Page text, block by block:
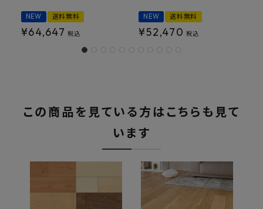
NEW 送料無料
¥64,647 税込
NEW 送料無料
¥52,470 税込
この商品を見ている方はこちらも見て
います